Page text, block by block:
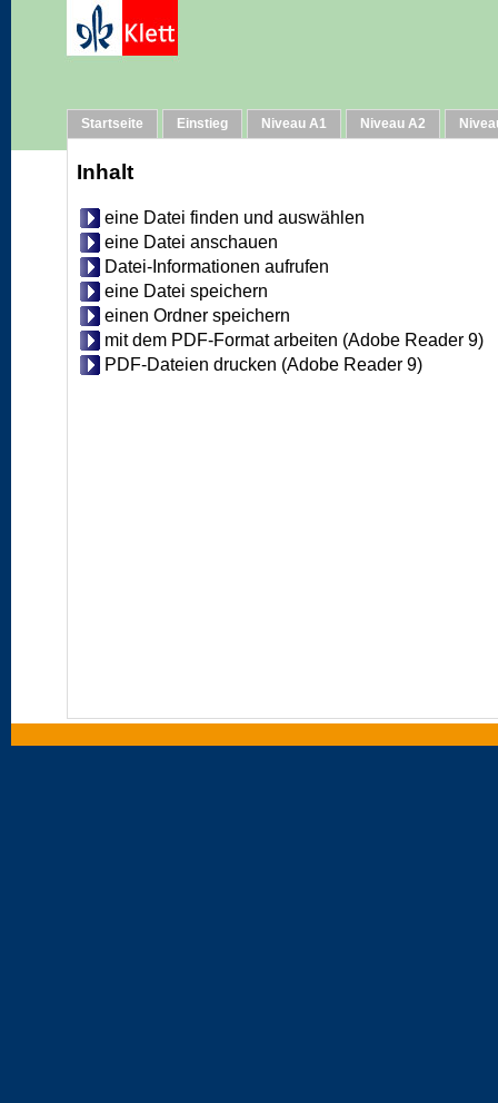
Startseite Einstieg Niveau A1 Niveau A2